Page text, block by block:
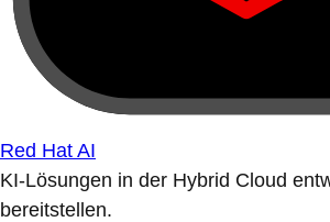
Red Hat AI
KI-Lösungen in der Hybrid Cloud
bereitstellen.